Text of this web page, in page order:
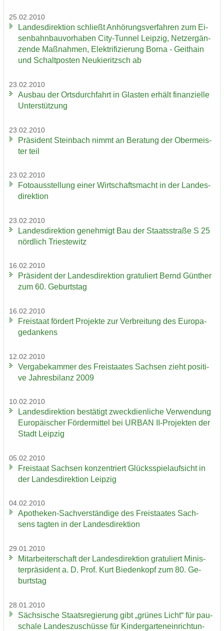
25.02.2010
Lan­des­di­rek­ti­on schließt An­hö­rungs­ver­fah­ren zum Ei­
sen­bahn­bau­vor­ha­ben City-​Tunnel Leip­zig, Netz­er­gän­
zen­de Maß­nah­men, Elek­tri­fi­zie­rung Borna - Geit­hain
und Schalt­pos­ten Neu­kie­ritzsch ab
23.02.2010
Aus­bau der Orts­durch­fahrt in Glas­ten er­hält fi­nan­zi­el­le
Un­ter­stüt­zung
23.02.2010
Prä­si­dent Stein­bach nimmt an Be­ra­tung der Ober­meis­
ter teil
23.02.2010
Fo­to­aus­stel­lung einer Wirt­schafts­macht in der Lan­des­
di­rek­ti­on
23.02.2010
Lan­des­di­rek­ti­on ge­neh­migt Bau der Staats­stra­ße S 25
nörd­lich Tri­es­te­witz
16.02.2010
Prä­si­dent der Lan­des­di­rek­ti­on gra­tu­liert Bernd Gün­ther
zum 60. Ge­burts­tag
16.02.2010
Frei­staat för­dert Pro­jek­te zur Ver­brei­tung des Eu­ro­pa­
ge­dan­kens
12.02.2010
Ver­ga­be­kam­mer des Frei­staa­tes Sach­sen zieht po­si­ti­
ve Jah­res­bi­lanz 2009
10.02.2010
Lan­des­di­rek­ti­on be­stä­tigt zweck­dien­li­che Ver­wen­dung
Eu­ro­päi­scher För­der­mit­tel bei URBAN II-​Projekten der
Stadt Leip­zig
05.02.2010
Frei­staat Sach­sen kon­zen­triert Glücks­spiel­auf­sicht in
der Lan­des­di­rek­ti­on Leip­zig
04.02.2010
Apotheken-​Sachverständige des Frei­staa­tes Sach­
sens tag­ten in der Lan­des­di­rek­ti­on
29.01.2010
Mit­ar­bei­ter­schaft der Lan­des­di­rek­ti­on gra­tu­liert Mi­nis­
ter­prä­si­dent a. D. Prof. Kurt Bie­den­kopf zum 80. Ge­
burts­tag
28.01.2010
Säch­si­sche Staats­re­gie­rung gibt „grü­nes Licht“ für pau­
scha­le Lan­des­zu­schüs­se für Kin­der­gar­ten­ein­rich­tun­